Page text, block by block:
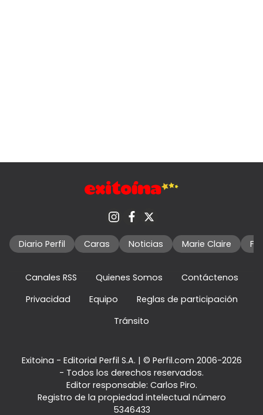
Diario Perfil Caras Noticias Marie Claire
Canales RSS Quienes Somos
Contáctenos
Privacidad
Equipo
Reglas de participación
Tránsito
Exitoina - Editorial Perfil S.A. | © Perfil.com 2006-2026
- Todos los derechos reservados.
Editor responsable: Carlos Piro.
Registro de la propiedad intelectual número
5346433